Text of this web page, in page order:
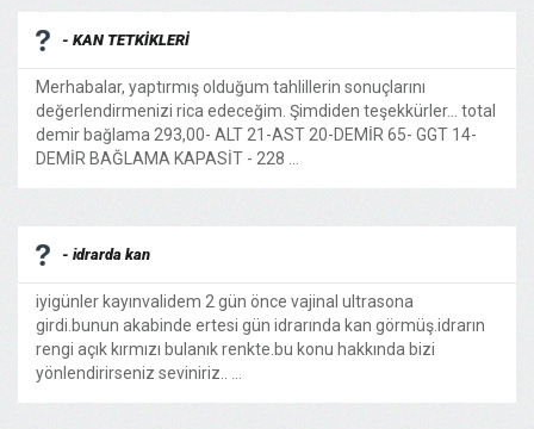
- KAN TETKİKLERİ
Merhabalar, yaptırmış olduğum tahlillerin sonuçlarını
değerlendirmenizi rica edeceğim. Şimdiden teşekkürler... total
demir bağlama 293,00- ALT 21-AST 20-DEMİR 65- GGT 14-
DEMİR BAĞLAMA KAPASİT - 228 ...
- idrarda kan
iyigünler kayınvalidem 2 gün önce vajinal ultrasona
girdi.bunun akabinde ertesi gün idrarında kan görmüş.idrarın
rengi açık kırmızı bulanık renkte.bu konu hakkında bizi
yönlendirirseniz seviniriz.. ...